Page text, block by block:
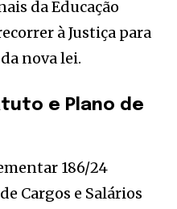
da Educação
à Justiça para
nova lei.
e Plano de
186/24
Cargos e Salários